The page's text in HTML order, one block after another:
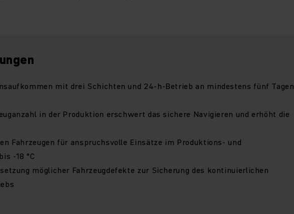
mit drei Schichten und 24-h-Betrieb an mindestens fünf Tagen
in der Produktion erschwert das sichere Navigieren und erhöht die
Fahrzeugen für anspruchsvolle Einsätze im Produktions- und
-18 °C
möglicher Fahrzeugdefekte zur Sicherung des kontinuierlichen